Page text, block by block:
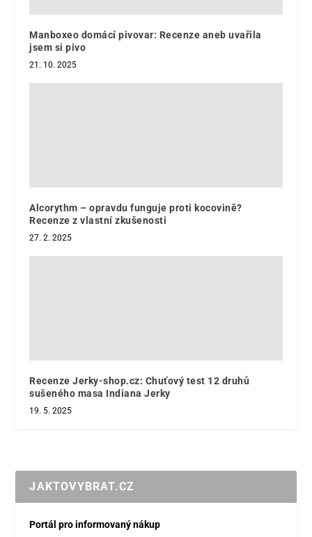
Manboxeo domácí pivovar: Recenze aneb uvařila
jsem si pivo
21. 10. 2025
Alcorythm – opravdu funguje proti kocovině?
Recenze z vlastní zkušenosti
27. 2. 2025
Recenze Jerky-shop.cz: Chuťový test 12 druhů
sušeného masa Indiana Jerky
19. 5. 2025
JAKTOVYBRAT.CZ
Portál pro informovaný nákup